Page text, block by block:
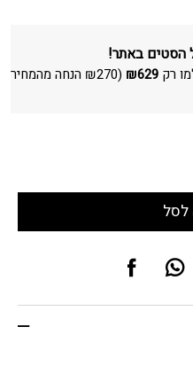
רק ₪629
(
₪270
הנחה מהמחיר
לסל